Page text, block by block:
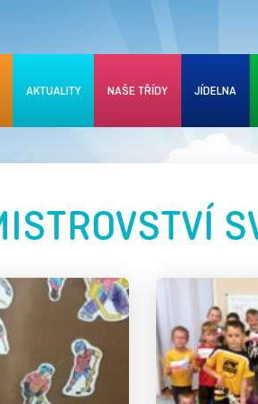
AKTUALITY NAŠE TŘÍDY JÍDELNA